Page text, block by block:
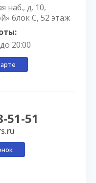
наб., д. 10,
блок С, 52 этаж
20:00
51-51